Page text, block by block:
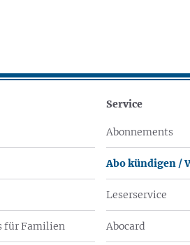
für Familien
Service
Abonnements
Abo kündigen /
Leserservice
Abocard